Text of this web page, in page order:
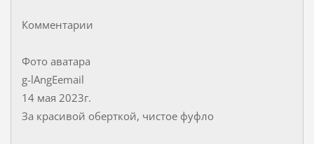
Комментарии
Фото аватара
g-lAngEemail
14 мая 2023г.
За красивой оберткой, чистое фуфло